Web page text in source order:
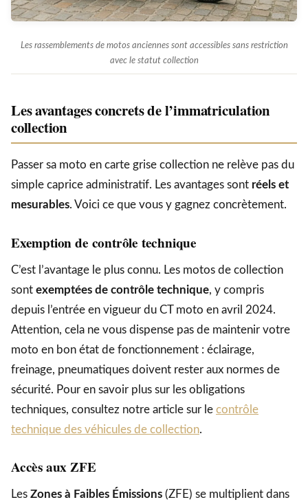
Les rassemblements de motos anciennes sont accessibles sans restriction
avec le statut collection
Les avantages concrets de l’immatriculation
collection
Passer sa moto en carte grise collection ne relève pas du
simple caprice administratif. Les avantages sont réels et
mesurables. Voici ce que vous y gagnez concrètement.
Exemption de contrôle technique
C’est l’avantage le plus connu. Les motos de collection
sont exemptées de contrôle technique, y compris
depuis l’entrée en vigueur du CT moto en avril 2024.
Attention, cela ne vous dispense pas de maintenir votre
moto en bon état de fonctionnement : éclairage,
freinage, pneumatiques doivent rester aux normes de
sécurité. Pour en savoir plus sur les obligations
techniques, consultez notre article sur le contrôle
technique des véhicules de collection.
Accès aux ZFE
Les Zones à Faibles Émissions (ZFE) se multiplient dans